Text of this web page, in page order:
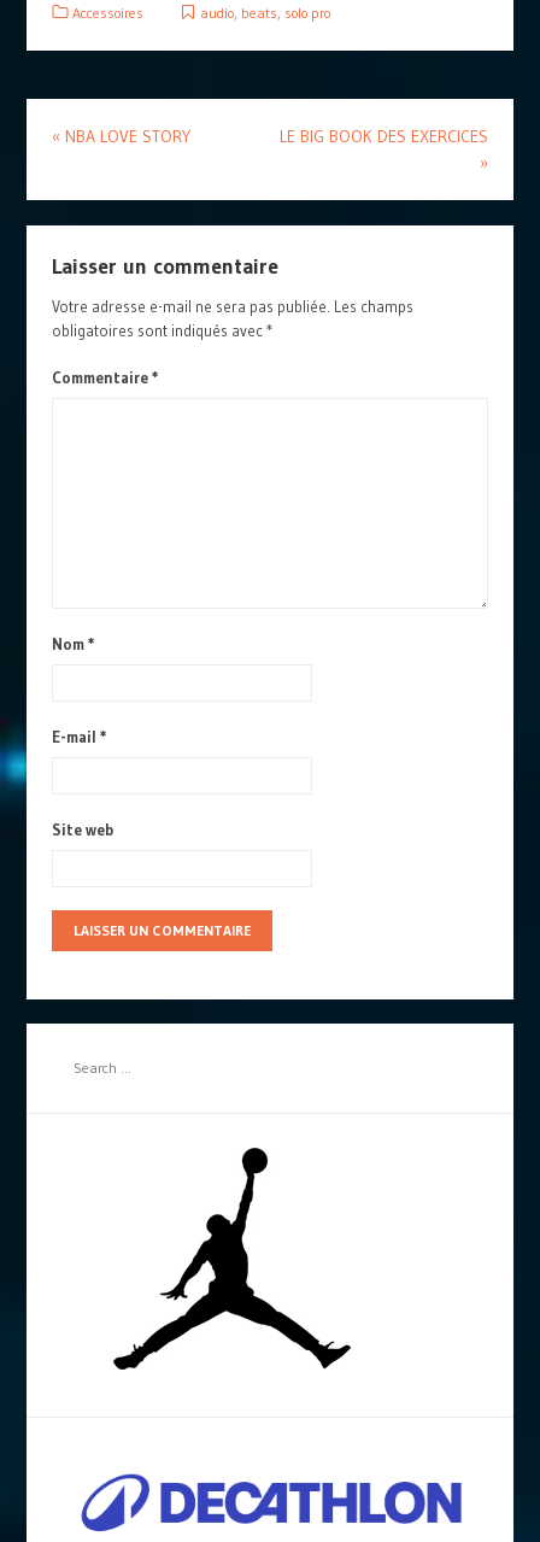
Accessoires audio beats solo pro
« NBA LOVE STORY
LE BIG BOOK DES EXERCICES
»
Laisser un commentaire
Votre adresse e-mail ne sera pas publiée. Les champs
obligatoires sont indiqués avec*
Commentaire*
Nom*
E-mail *
Site web